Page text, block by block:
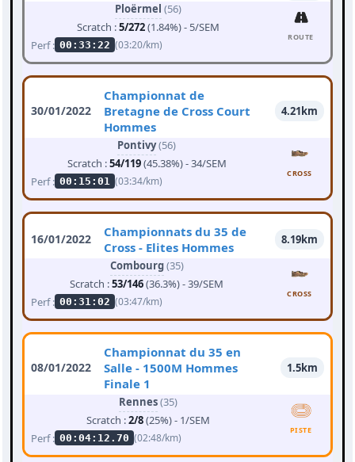
Ploërmel (56)
Scratch :5/272(1.84%) - 5/SEM
Perf : 00:33:22 (03:20/km)
ROUTE
30/01/2022
Championnat de
Bretagne de Cross Court
Hommes
4.21km
Pontivy(56)
Scratch :54/119(45.38%) - 34/SEM
Perf : 00:15:01 (03:34/km)
CROSS
16/01/2022
Championnats du 35 de
Cross - Elites Hommes
8.19km
Combourg(35)
Scratch :53/146(36.3%) - 39/SEM
Perf : 00:31:02 (03:47/km)
CROSS
08/01/2022
Championnat du 35 en
Salle - 1500M Hommes
Finale 1
1.5km
Rennes(35)
Scratch :2/8(25%) - 1/SEM
Perf : 00:04:12.70 (02:48/km)
PISTE